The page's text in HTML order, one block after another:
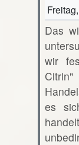
Das
wir
es